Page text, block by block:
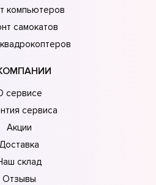
компьютеров
самокатов
сервисе
сервиса
Акции
Доставка
склад
Отзывы